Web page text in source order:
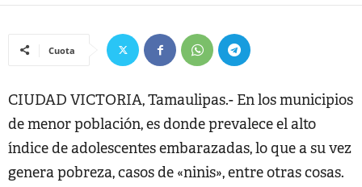
Cuota
CIUDAD VICTORIA, Tamaulipas.- En los municipios
de menor población, es donde prevalece el alto
índice de adolescentes embarazadas, lo que a su vez
genera pobreza, casos de «ninis», entre otras cosas.